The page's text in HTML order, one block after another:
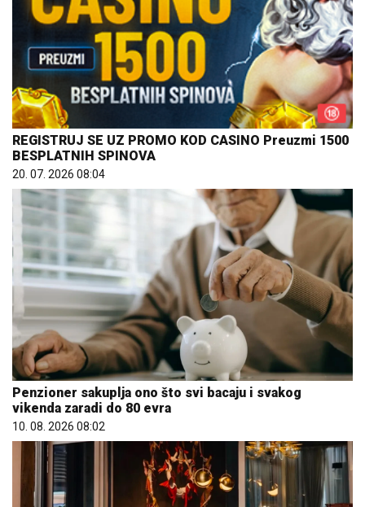
REGISTRUJ SE UZ PROMO KOD CASINO Preuzmi 1500
BESPLATNIH SPINOVA
20. 07. 2026 08:04
Penzioner sakuplja ono što svi bacaju i svakog
vikenda zaradi do 80 evra
10. 08. 2026 08:02